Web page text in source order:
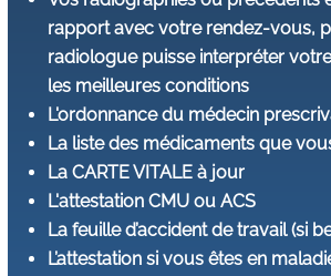
rapport avec votre rendez-vous,
radiologue puisse interpréter
les meilleures conditions
L'ordonnance du médecin
La liste des médicaments que
La CARTE VITALE à jour
L'attestation CMU ou ACS
La feuille d’accident de travail (si
L’attestation si vous êtes en